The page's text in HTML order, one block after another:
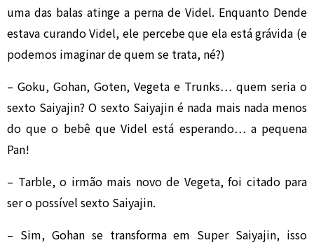
uma das balas atinge a perna de Videl. Enquanto Dende
estava curando Videl, ele percebe que ela está grávida (e
podemos imaginar de quem se trata, né?)
– Goku, Gohan, Goten, Vegeta e Trunks… quem seria o
sexto Saiyajin? O sexto Saiyajin é nada mais nada menos
do que o bebê que Videl está esperando… a pequena
Pan!
– Tarble, o irmão mais novo de Vegeta, foi citado para
ser o possível sexto Saiyajin.
– Sim, Gohan se transforma em Super Saiyajin, isso